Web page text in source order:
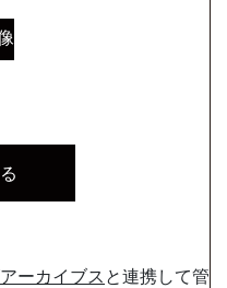
ーカイブス と連携して管